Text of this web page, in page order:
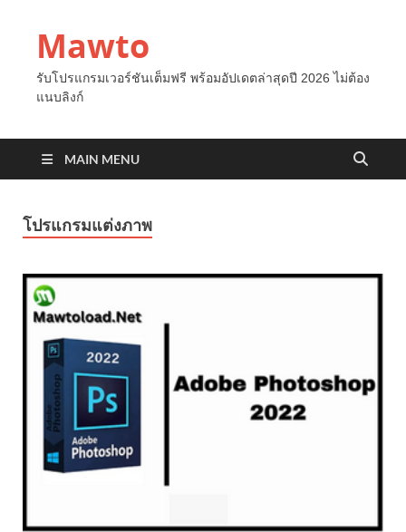
Mawto
รับโปรแกรมเวอร์ชันเต็มฟรี พร้อมอัปเดตล่าสุดปี 2026 ไม่ต้อง
แนบลิงก์
MAIN MENU
โปรแกรมแต่งภาพ